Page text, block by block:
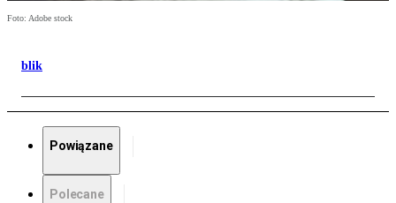
Foto: Adobe stock
blik
Powiązane
Polecane